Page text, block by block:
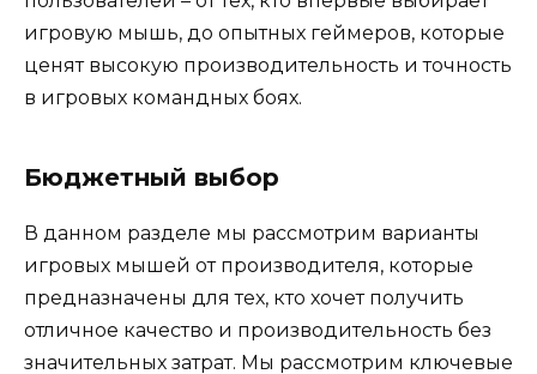
игровую мышь, до опытных геймеров, которые
ценят высокую производительность и точность
в игровых командных боях.
Бюджетный выбор
В данном разделе мы рассмотрим варианты
игровых мышей от производителя, которые
предназначены для тех, кто хочет получить
отличное качество и производительность без
значительных затрат. Мы рассмотрим ключевые